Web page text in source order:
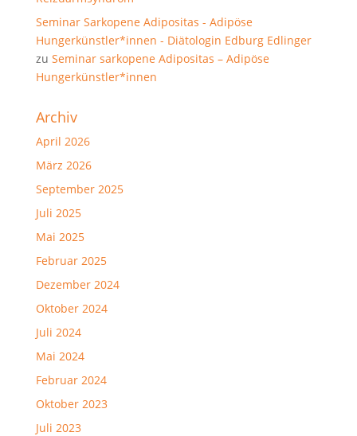
Seminar Sarkopene Adipositas - Adipöse
Hungerkünstler*innen - Diätologin Edburg Edlinger
zu Seminar sarkopene Adipositas – Adipöse
Hungerkünstler*innen
Archiv
April 2026
März 2026
September 2025
Juli 2025
Mai 2025
Februar 2025
Dezember 2024
Oktober 2024
Juli 2024
Mai 2024
Februar 2024
Oktober 2023
Juli 2023